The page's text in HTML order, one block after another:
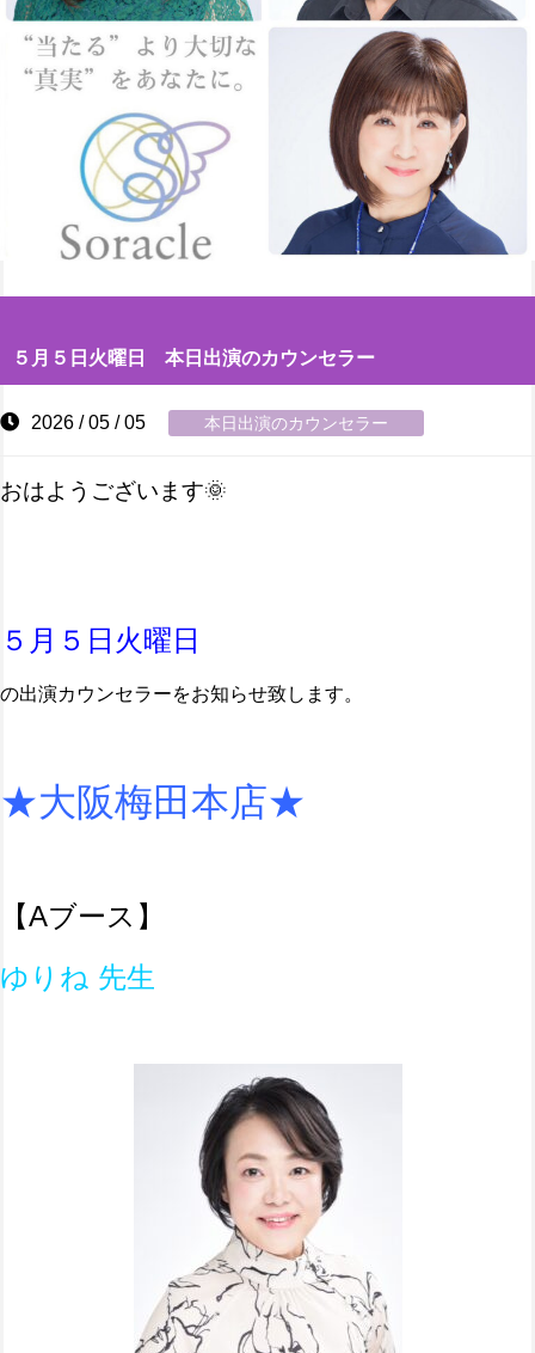
５月５日火曜日 本日出演のカウンセラー
2026 / 05 / 05 本日出演のカウンセラー
おはようございます🌞
５ 月５日火曜日
の出演カウンセラーをお知らせ致します。
★大阪梅田本店★
【Aブース】
ゆりね 先生